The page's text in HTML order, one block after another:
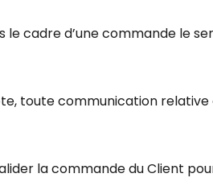
cadre d’une commande le
toute communication
la commande du Client